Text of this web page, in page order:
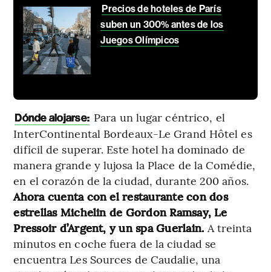
Precios de hoteles de París
suben un 300% antes de los
Juegos Olímpicos
Dónde alojarse: Para un lugar céntrico, el
InterContinental Bordeaux-Le Grand Hôtel es
difícil de superar. Este hotel ha dominado de
manera grande y lujosa la Place de la Comédie,
en el corazón de la ciudad, durante 200 años.
Ahora cuenta con el restaurante con dos
estrellas Michelin de Gordon Ramsay, Le
Pressoir d’Argent, y un spa Guerlain. A treinta
minutos en coche fuera de la ciudad se
encuentra Les Sources de Caudalie, una